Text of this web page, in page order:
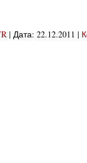
| Дата: 22.12.2011 |